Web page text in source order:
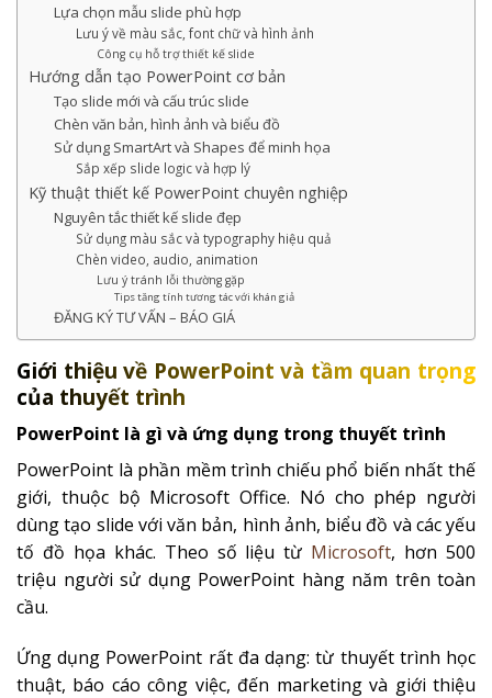
Lựa chọn mẫu slide phù hợp
Lưu ý về màu sắc, font chữ và hình ảnh
Công cụ hỗ trợ thiết kế slide
Hướng dẫn tạo PowerPoint cơ bản
Tạo slide mới và cấu trúc slide
Chèn văn bản, hình ảnh và biểu đồ
Sử dụng SmartArt và Shapes để minh họa
Sắp xếp slide logic và hợp lý
Kỹ thuật thiết kế PowerPoint chuyên nghiệp
Nguyên tắc thiết kế slide đẹp
Sử dụng màu sắc và typography hiệu quả
Chèn video, audio, animation
Lưu ý tránh lỗi thường gặp
Tips tăng tính tương tác với khán giả
ĐĂNG KÝ TƯ VẤN – BÁO GIÁ
Giới thiệu về PowerPoint và tầm quan trọng
của thuyết trình
PowerPoint là gì và ứng dụng trong thuyết trình
PowerPoint là phần mềm trình chiếu phổ biến nhất thế
giới, thuộc bộ Microsoft Office. Nó cho phép người
dùng tạo slide với văn bản, hình ảnh, biểu đồ và các yếu
tố đồ họa khác. Theo số liệu từ Microsoft, hơn 500
triệu người sử dụng PowerPoint hàng năm trên toàn
cầu.
Ứng dụng PowerPoint rất đa dạng: từ thuyết trình học
thuật, báo cáo công việc, đến marketing và giới thiệu